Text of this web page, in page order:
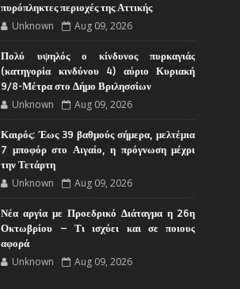
πυρόπληκτες περιοχές της Αττικής
Unknown Aug 09, 2026
Πολύ υψηλός ο κίνδυνος πυρκαγιάς
(κατηγορία κινδύνου 4) αύριο Κυριακή
9/8-Μέτρα στο Δήμο Βριλησσίων
Unknown Aug 09, 2026
Καιρός: Έως 39 βαθμούς σήμερα, μελτέμια
7 μποφόρ στο Αιγαίο, η πρόγνωση μέχρι
την Τετάρτη
Unknown Aug 09, 2026
Νέα αργία με Προεδρικό Διάταγμα η 26η
Οκτωβρίου – Τι ισχύει και σε ποιους
αφορά
Unknown Aug 09, 2026